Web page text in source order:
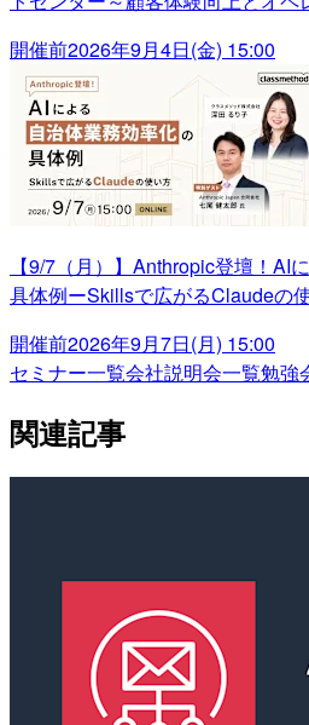
開催前2026年9月4日(金) 15:00
【9/7（月）】Anthropic登壇！AI
具体例ーSkillsで広がるClaudeの
開催前2026年9月7日(月) 15:00
セミナー一覧会社説明会一覧勉強
関連記事